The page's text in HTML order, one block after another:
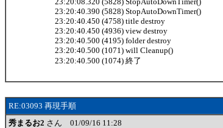
23:20:40.390 (5828) StopAutoDownTimer()
23:20:40.450 (4758) title destroy
23:20:40.450 (4936) view destroy
23:20:40.500 (4195) folder destroy
23:20:40.500 (1071) will Cleanup()
23:20:40.500 (1074) 終了
RE:03093 再現手順
秀まるお2 さん 01/09/16 11:28